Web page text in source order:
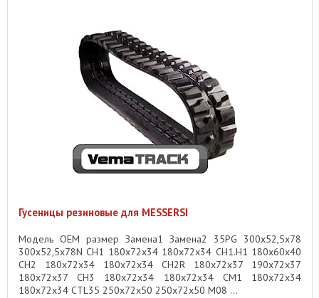
Гусеницы резиновые для MESSERSI
Модель OEM размер Замена1 Замена2 35PG 300x52,5x78
300x52,5x78N CH1 180x72x34 180x72x34 CH1.H1 180x60x40
CH2 180x72x34 180x72x34 CH2R 180x72x37 190x72x37
180x72x37 CH3 180x72x34 180x72x34 CM1 180x72x34
180x72x34 CTL35 250x72x50 250x72x50 M08 ...